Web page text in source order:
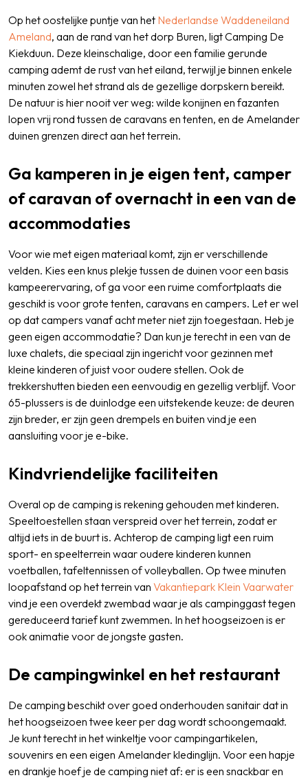
Op het oostelijke puntje van het Nederlandse Waddeneiland
Ameland, aan de rand van het dorp Buren, ligt Camping De
Kiekduun. Deze kleinschalige, door een familie gerunde
camping ademt de rust van het eiland, terwijl je binnen enkele
minuten zowel het strand als de gezellige dorpskern bereikt.
De natuur is hier nooit ver weg: wilde konijnen en fazanten
lopen vrij rond tussen de caravans en tenten, en de Amelander
duinen grenzen direct aan het terrein.
Ga kamperen in je eigen tent, camper
of caravan of overnacht in een van de
accommodaties
Voor wie met eigen materiaal komt, zijn er verschillende
velden. Kies een knus plekje tussen de duinen voor een basis
kampeerervaring, of ga voor een ruime comfortplaats die
geschikt is voor grote tenten, caravans en campers. Let er wel
op dat campers vanaf acht meter niet zijn toegestaan. Heb je
geen eigen accommodatie? Dan kun je terecht in een van de
luxe chalets, die speciaal zijn ingericht voor gezinnen met
kleine kinderen of juist voor oudere stellen. Ook de
trekkershutten bieden een eenvoudig en gezellig verblijf. Voor
65-plussers is de duinlodge een uitstekende keuze: de deuren
zijn breder, er zijn geen drempels en buiten vind je een
aansluiting voor je e-bike.
Kindvriendelijke faciliteiten
Overal op de camping is rekening gehouden met kinderen.
Speeltoestellen staan verspreid over het terrein, zodat er
altijd iets in de buurt is. Achterop de camping ligt een ruim
sport- en speelterrein waar oudere kinderen kunnen
voetballen, tafeltennissen of volleyballen. Op twee minuten
loopafstand op het terrein van Vakantiepark Klein Vaarwater
vind je een overdekt zwembad waar je als campinggast tegen
gereduceerd tarief kunt zwemmen. In het hoogseizoen is er
ook animatie voor de jongste gasten.
De campingwinkel en het restaurant
De camping beschikt over goed onderhouden sanitair dat in
het hoogseizoen twee keer per dag wordt schoongemaakt.
Je kunt terecht in het winkeltje voor campingartikelen,
souvenirs en een eigen Amelander kledinglijn. Voor een hapje
en drankje hoef je de camping niet af: er is een snackbar en